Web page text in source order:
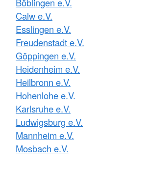
Calw e.V.
Esslingen e.V.
Freudenstadt e.V.
Göppingen e.V.
Heidenheim e.V.
Heilbronn e.V.
Hohenlohe e.V.
Karlsruhe e.V.
Ludwigsburg e.V.
Mannheim e.V.
Mosbach e.V.